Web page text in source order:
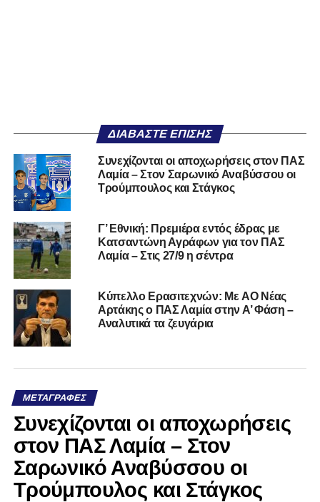
ΔΙΑΒΆΣΤΕ ΕΠΊΣΗΣ
Συνεχίζονται οι αποχωρήσεις στον ΠΑΣ
Λαμία – Στον Σαρωνικό Αναβύσσου οι
Τρούμπουλος και Στάγκος
Γ’ Εθνική: Πρεμιέρα εντός έδρας με
Κατσαντώνη Αγράφων για τον ΠΑΣ
Λαμία – Στις 27/9 η σέντρα
Kύπελλο Ερασιτεχνών: Με AO Nέας
Αρτάκης ο ΠΑΣ Λαμία στην Α’ Φάση –
Αναλυτικά τα ζευγάρια
ΜΕΤΑΓΡΑΦΈΣ
Συνεχίζονται οι αποχωρήσεις
στον ΠΑΣ Λαμία – Στον
Σαρωνικό Αναβύσσου οι
Τρούμπουλος και Στάγκος